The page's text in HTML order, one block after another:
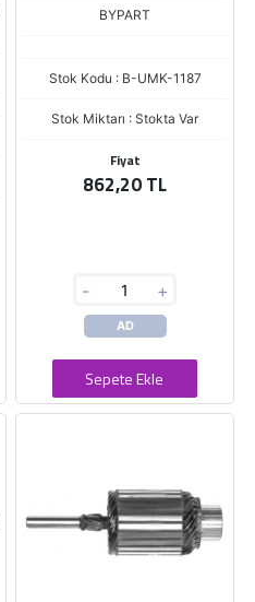
BYPART
Stok Kodu : B-UMK-1187
Stok Miktarı : Stokta Var
Fiyat
862,20 TL
- +
AD
Sepete Ekle